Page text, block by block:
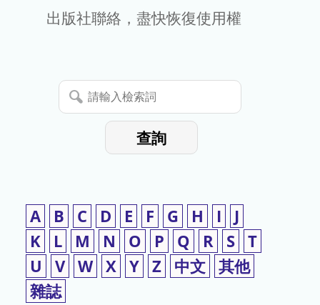
期
暫
停
出版社聯絡，盡快恢復使用權
請
輸
查詢
A B C D E F G H I
J
K
L M N O P Q R S T
U
V W X Y Z 中文 其他
雜誌